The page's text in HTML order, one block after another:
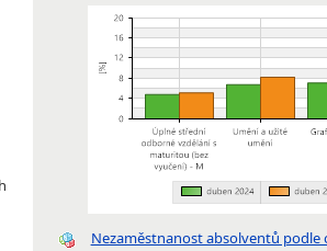
Nezaměstnanost absolventů podle